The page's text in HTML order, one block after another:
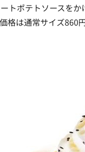
トポテトソースを
格は通常サイズ860